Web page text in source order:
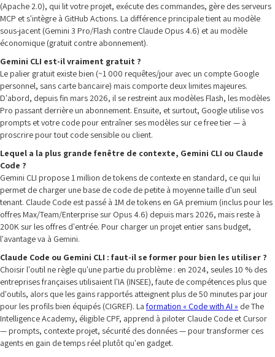
(Apache 2.0), qui lit votre projet, exécute des commandes, gère des serveurs
MCP et s'intègre à GitHub Actions. La différence principale tient au modèle
sous-jacent (Gemini 3 Pro/Flash contre Claude Opus 4.6) et au modèle
économique (gratuit contre abonnement).
Gemini CLI est-il vraiment gratuit ?
Le palier gratuit existe bien (~1 000 requêtes/jour avec un compte Google
personnel, sans carte bancaire) mais comporte deux limites majeures.
D'abord, depuis fin mars 2026, il se restreint aux modèles Flash, les modèles
Pro passant derrière un abonnement. Ensuite, et surtout, Google utilise vos
prompts et votre code pour entraîner ses modèles sur ce free tier — à
proscrire pour tout code sensible ou client.
Lequel a la plus grande fenêtre de contexte, Gemini CLI ou Claude
Code ?
Gemini CLI propose 1 million de tokens de contexte en standard, ce qui lui
permet de charger une base de code de petite à moyenne taille d'un seul
tenant. Claude Code est passé à 1M de tokens en GA premium (inclus pour les
offres Max/Team/Enterprise sur Opus 4.6) depuis mars 2026, mais reste à
200K sur les offres d'entrée. Pour charger un projet entier sans budget,
l'avantage va à Gemini.
Claude Code ou Gemini CLI : faut-il se former pour bien les utiliser ?
Choisir l'outil ne règle qu'une partie du problème : en 2024, seules 10 % des
entreprises françaises utilisaient l'IA (INSEE), faute de compétences plus que
d'outils, alors que les gains rapportés atteignent plus de 50 minutes par jour
pour les profils bien équipés (CIGREF). La formation « Code with AI » de The
Intelligence Academy, éligible CPF, apprend à piloter Claude Code et Cursor
— prompts, contexte projet, sécurité des données — pour transformer ces
agents en gain de temps réel plutôt qu'en gadget.